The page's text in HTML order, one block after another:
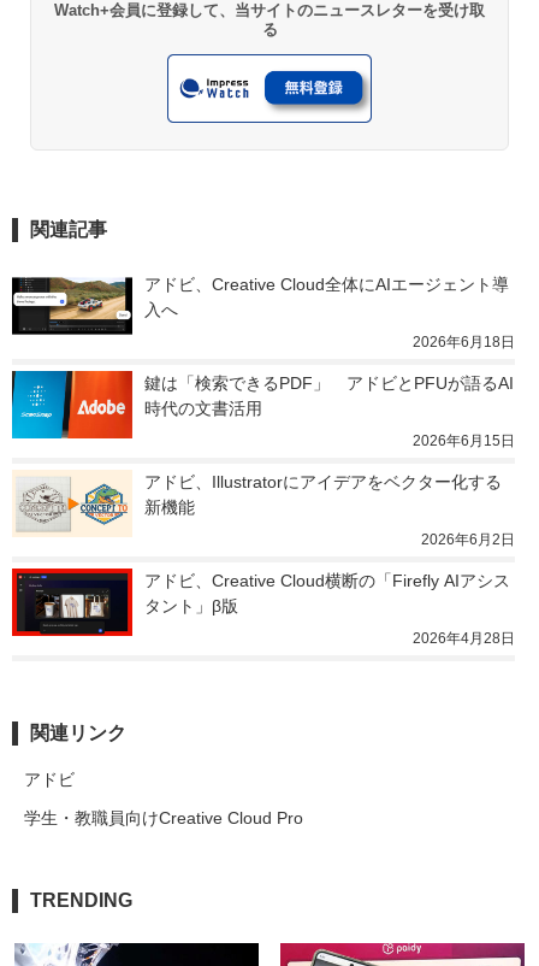
Watch+会員に登録して、当サイトのニュースレターを受け取
る
関連記事
アドビ、Creative Cloud全体にAIエージェント導
入へ
2026年6月18日
鍵は「検索できるPDF」　アドビとPFUが語るAI
時代の文書活用
2026年6月15日
アドビ、Illustratorにアイデアをベクター化する
新機能
2026年6月2日
アドビ、Creative Cloud横断の「Firefly AIアシス
タント」β版
2026年4月28日
関連リンク
アドビ
学生・教職員向けCreative Cloud Pro
TRENDING